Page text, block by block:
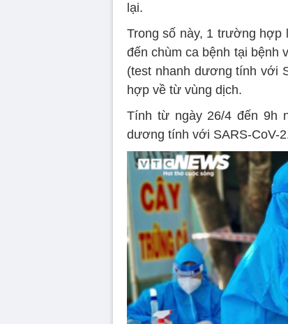
lại.
Trong số này, 1 trường hợp
đến chùm ca bệnh tại bệnh
(test nhanh dương tính với
hợp về từ vùng dịch.
Tính từ ngày 26/4 đến 9h
dương tính với SARS-CoV-